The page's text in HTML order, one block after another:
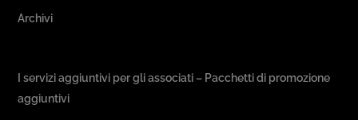
Archivi
I servizi aggiuntivi per gli associati – Pacchetti di promozione
aggiuntivi